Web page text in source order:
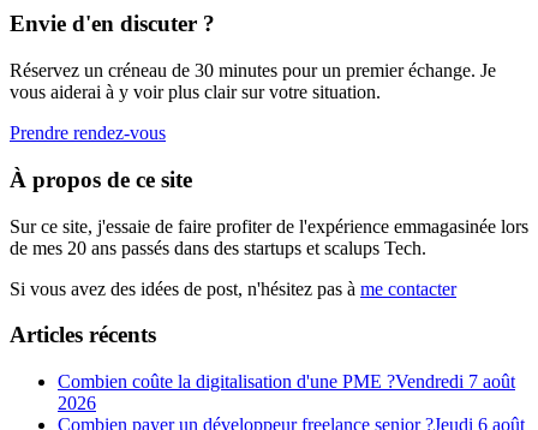
Envie d'en discuter ?
Réservez un créneau de 30 minutes pour un premier échange. Je
vous aiderai à y voir plus clair sur votre situation.
Prendre rendez-vous
À propos de ce site
Sur ce site, j'essaie de faire profiter de l'expérience emmagasinée lors
de mes 20 ans passés dans des startups et scalups Tech.
Si vous avez des idées de post, n'hésitez pas à me contacter
Articles récents
Combien coûte la digitalisation d'une PME ?Vendredi 7 août
2026
Combien payer un développeur freelance senior ?Jeudi 6 août